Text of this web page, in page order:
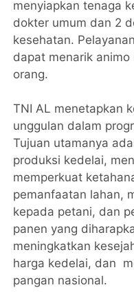
menyiapkan tenaga
dokter umum dan 2
kesehatan.
dapat menarik
orang.
TNI AL menetapkan
unggulan dalam
Tujuan utamanya
produksi kedelai,
memperkuat
pemanfaatan lahan,
kepada petani, dan
panen yang
meningkatkan
harga kedelai, dan
pangan nasional.